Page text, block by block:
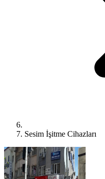
Sesim İşitme Cihazları